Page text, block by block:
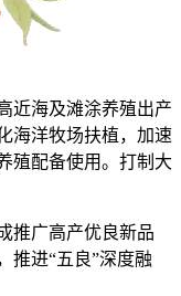
海及滩涂养殖出产
海洋牧场扶植，加速
殖配备使用。打制大
广高产优良新品
推进“五良”深度融